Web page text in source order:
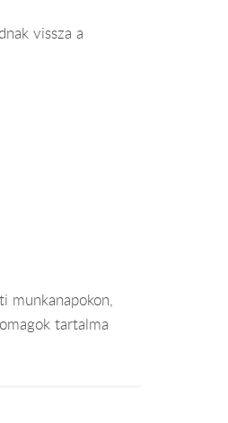
vissza a
munkanapokon,
tartalma